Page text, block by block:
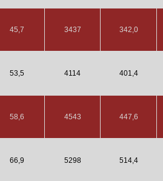
45,7 3437 342,0
53,5 4114 401,4
58,6 4543 447,6
66,9 5298 514,4